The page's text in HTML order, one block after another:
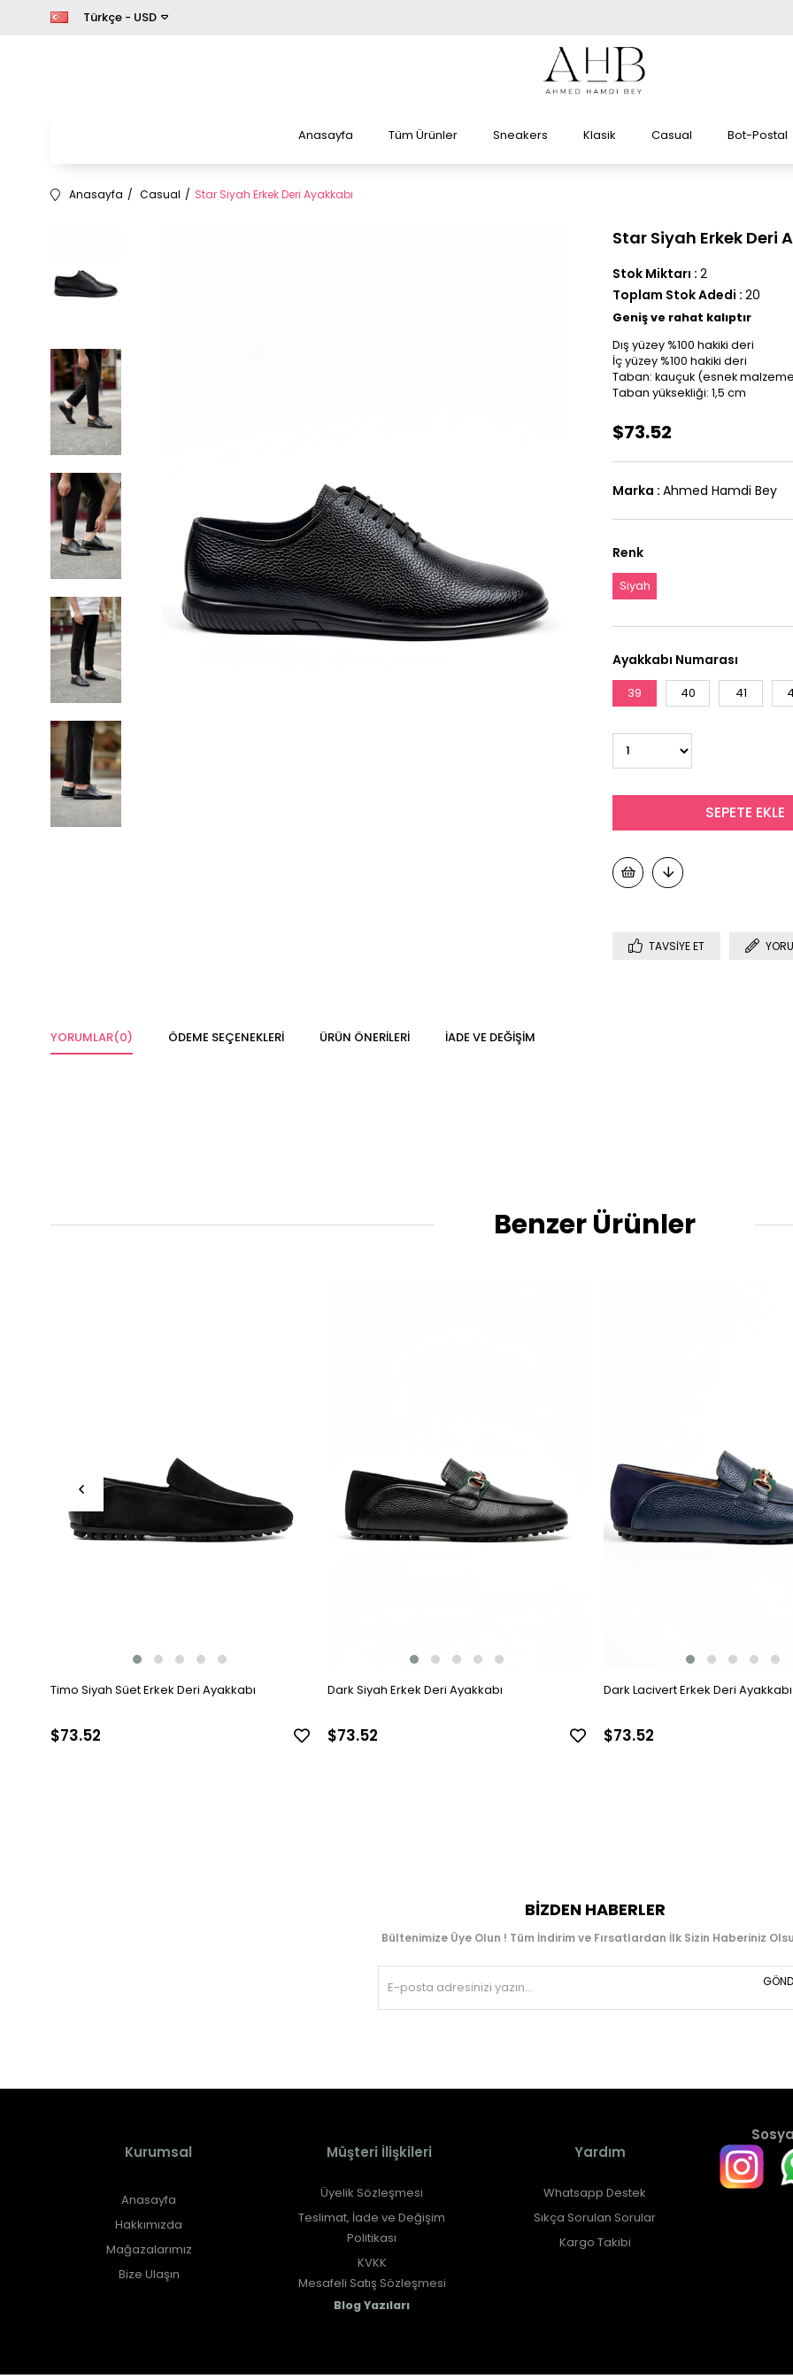
Türkçe - USD
Anasayfa Tüm Ürünler Sneakers Klasik Casual Bot-Postal
Anasayfa Casual Star Siyah Erkek Deri Ayakkabı
Star Siyah Erkek Deri
Stok Miktarı : 2
Toplam Stok Adedi : 20
Geniş ve rahat kalıptır
Dış yüzey %100 hakiki deri
İç yüzey %100 hakiki deri
Taban: kauçuk (esnek
Taban yüksekliği: 1,5 cm
$73.52
Marka : Ahmed Hamdi Bey
Renk
Siyah
Ayakkabı Numarası
39 40 41
TAVSIYE ET
YORUMLAR(0) ÖDEME SEÇENEKLERI ÜRÜN ÖNERILERI İADE VE DEĞIŞIM
Benzer Ürünler
Timo Siyah Süet Erkek Deri Ayakkabı
$73.52
Dark Siyah Erkek Deri Ayakkabı
$73.52
Dark Lacivert Erkek Deri Ayakkabı
$73.52
BIZDEN HABERLER
Bültenimize Üye Olun ! Tüm İndirim ve Fırsatlardan İlk Sizin Haberiniz
Kurumsal
Anasayfa
Hakkımızda
Mağazalarımız
Bize Ulaşın
Müşteri İlişkileri
Üyelik Sözleşmesi
Teslimat, İade ve Değişim
Politikası
KVKK
Mesafeli Satış Sözleşmesi
Blog Yazıları
Yardım
Whatsapp Destek
Sıkça Sorulan Sorular
Kargo Takibi
Sosyal